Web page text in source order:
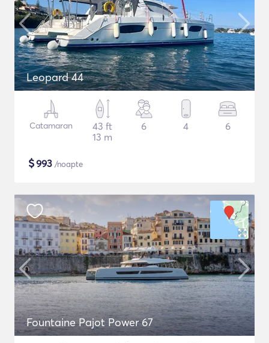
Leopard 44
Catamaran
43 ft
13 m
6 4 6
$993 /noapte
Fountaine Pajot Power 67